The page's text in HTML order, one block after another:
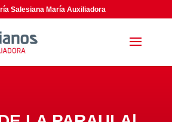
Salesiana María Auxiliadora